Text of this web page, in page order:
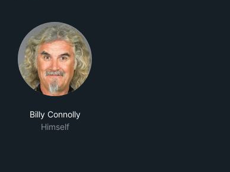
Billy Connolly
Himself